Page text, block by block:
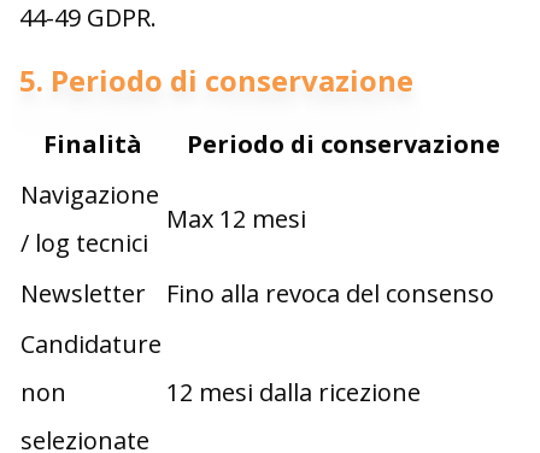
44-49 GDPR.
5. Periodo di conservazione
Finalità
Periodo di conservazione
Navigazione
/ log tecnici
Max 12 mesi
Newsletter
Fino alla revoca del consenso
Candidature
non
selezionate
12 mesi dalla ricezione